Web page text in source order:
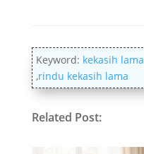
Keyword: kekasih lama
,rindu kekasih lama
Related Post: